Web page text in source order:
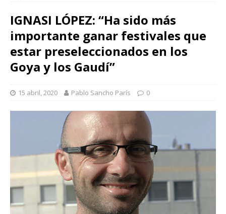
IGNASI LÓPEZ: “Ha sido más
importante ganar festivales que
estar preseleccionados en los
Goya y los Gaudí”
15 abril, 2020 Pablo Sancho París 0